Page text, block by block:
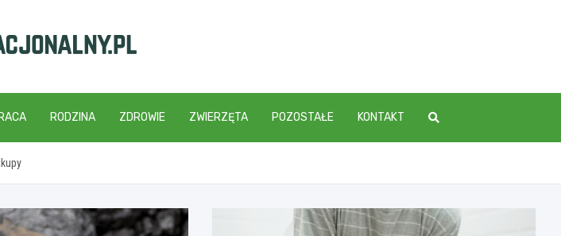
RODZINA ZDROWIE ZWIERZĘTA POZOSTAŁE KONTAKT